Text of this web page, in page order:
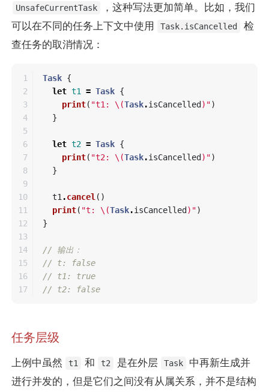
UnsafeCurrentTask
，这种写法更加简单。比如，我们
可以在不同的任务上下文中使用
Task.isCancelled
检
查任务的取消情况：
1
2
3
4
5
6
7
8
9
10
11
12
13
14
15
16
Task {
let t1 = Task {
print( "t1: \(Task.isCancelled ) ")
}
let t2 = Task {
print( "t2: \(Task.isCancelled ) ")
}
t1.cancel()
print( "t: \(Task.isCancelled ) ")
}
// 输出：
// t: false
// t1: true
// t2: false
任务层级
上例中虽然 t1 和 t2 是在外层 Task
中再新生成并
进行并发的，但是它们之间没有从属关系，并不是结构